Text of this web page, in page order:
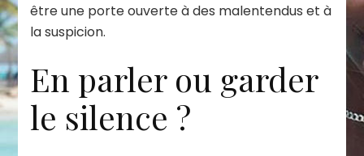
être une porte ouverte à des malentendus et à
la suspicion.
En parler ou garder
le silence ?